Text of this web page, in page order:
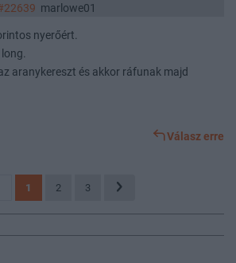
marlowe01
nyerőért.
aranykereszt és akkor ráfunak majd
Válasz erre
1 2 3